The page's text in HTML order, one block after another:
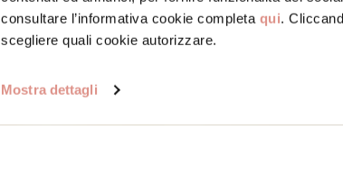
consultare l’informativa cookie completa qui.
scegliere quali cookie autorizzare.
Mostra dettagli